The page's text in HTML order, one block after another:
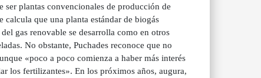
ser plantas convencionales de producción de
calcula que una planta estándar de biogás
gas renovable se desarrolla como en otros
No obstante, Puchades reconoce que no
«poco a poco comienza a haber más interés
los fertilizantes». En los próximos años, augura,